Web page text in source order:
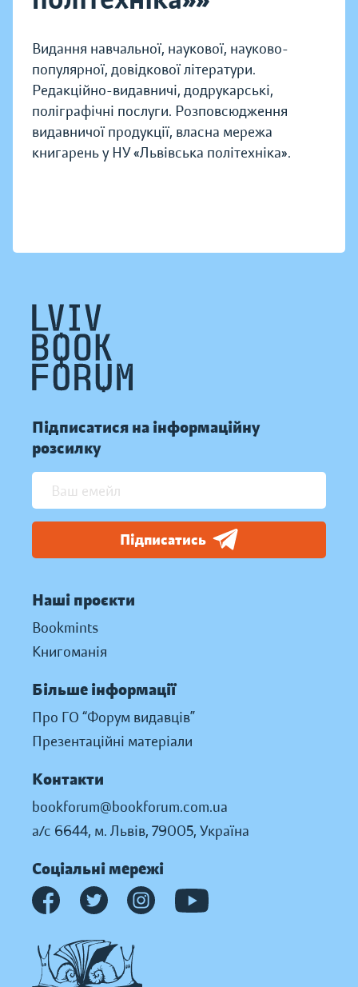
Видання навчальної, наукової, науково-
популярної, довідкової літератури.
Редакційно-видавничі, додрукарські,
поліграфічні послуги. Розповсюдження
видавничої продукції, власна мережа
книгарень у НУ «Львівська політехніка».
Підписатися на інформаційну
розсилку
Підписатись
Наші проєкти
Bookmints
Книгоманія
Більше інформації
Про ГО “Форум видавців”
Презентаційні матеріали
Контакти
bookforum@bookforum.com.ua
а/с 6644, м. Львів, 79005, Україна
Соціальні мережі